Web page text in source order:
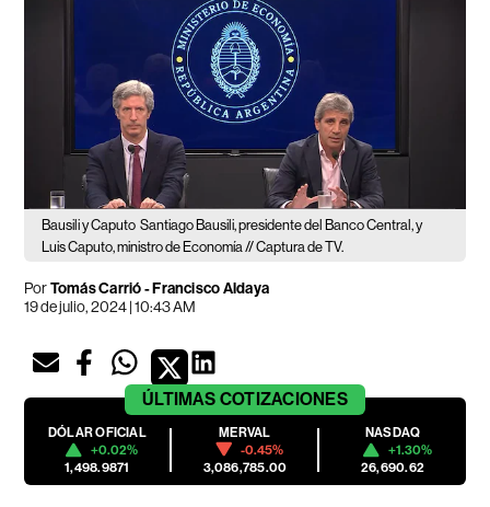
Bausili y Caputo Santiago Bausili, presidente del Banco Central, y
Luis Caputo, ministro de Economía // Captura de TV.
PorTomás Carrió-Francisco Aldaya
19 de julio, 2024 | 10:43 AM
ÚLTIMAS COTIZACIONES
DÓLAR OFICIAL
+0.02%
1,498.9871
MERVAL
-0.45%
3,086,785.00
NASDAQ
+1.30%
26,690.62